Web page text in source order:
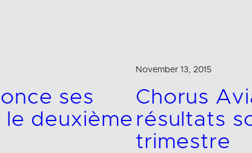
ses
deuxième
November 13, 2015
Chorus
résultats
trimestre